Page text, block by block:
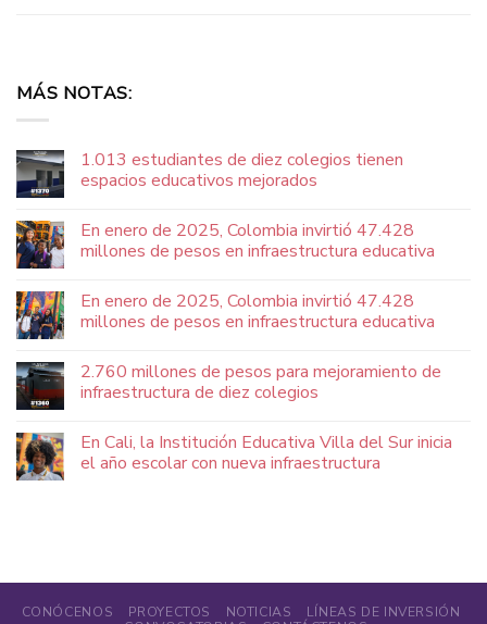
MÁS NOTAS:
1.013 estudiantes de diez colegios tienen
espacios educativos mejorados
En enero de 2025, Colombia invirtió 47.428
millones de pesos en infraestructura educativa
En enero de 2025, Colombia invirtió 47.428
millones de pesos en infraestructura educativa
2.760 millones de pesos para mejoramiento de
infraestructura de diez colegios
En Cali, la Institución Educativa Villa del Sur inicia
el año escolar con nueva infraestructura
CONÓCENOS PROYECTOS NOTICIAS
LÍNEAS DE INVERSIÓN